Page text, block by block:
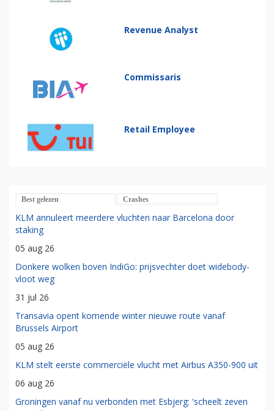
Revenue Analyst
Commissaris
Retail Employee
Best gelezen Crashes
KLM annuleert meerdere vluchten naar Barcelona door
staking
05 aug 26
Donkere wolken boven IndiGo: prijsvechter doet widebody-
vloot weg
31 jul 26
Transavia opent komende winter nieuwe route vanaf
Brussels Airport
05 aug 26
KLM stelt eerste commerciële vlucht met Airbus A350-900 uit
06 aug 26
Groningen vanaf nu verbonden met Esbjerg: 'scheelt zeven